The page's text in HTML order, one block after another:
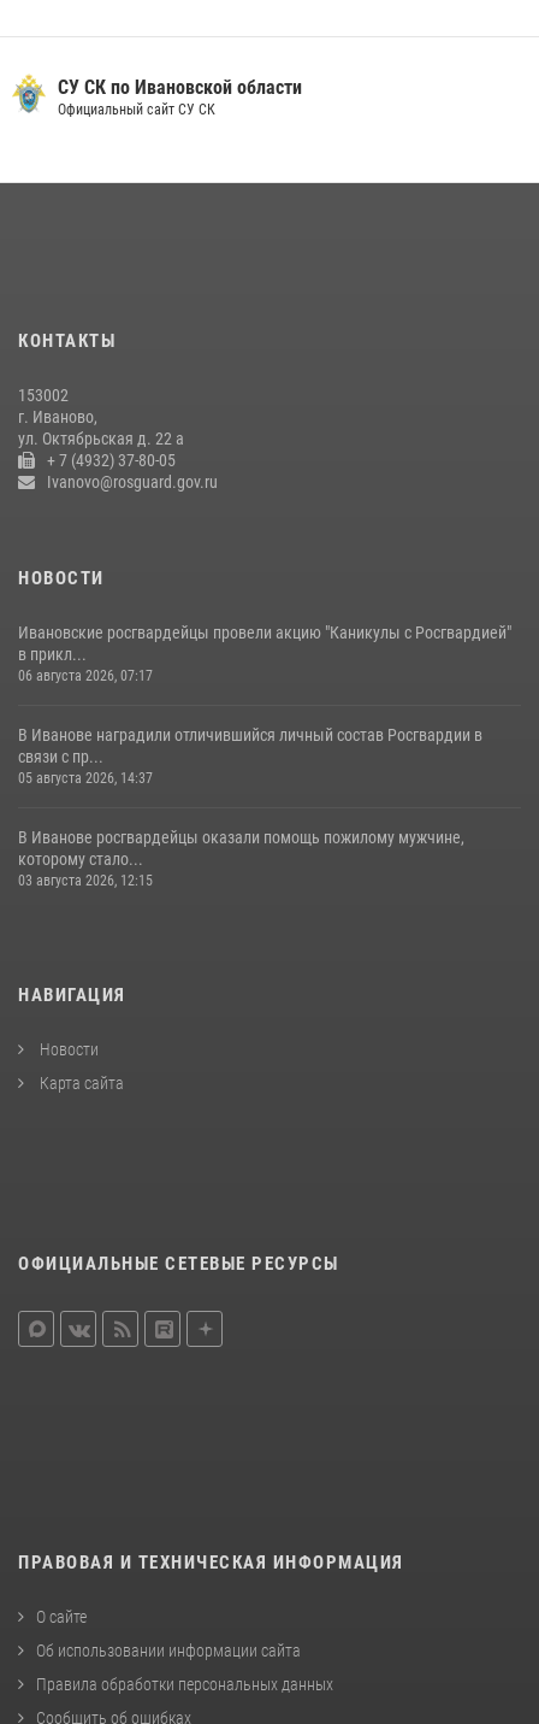
более 250 единиц оружия
08 июля 2026, 09:39
схожий с гранатой
15 июля 2026, 13:03
СУ СК по Ивановской области
Официальный сайт СУ СК
КОНТАКТЫ
153002
г. Иваново,
ул. Октябрьская д. 22 а
+ 7 (4932) 37-80-05
Ivanovo@rosguard.gov.ru
НОВОСТИ
Ивановские росгвардейцы провели акцию "Каникулы с Росгвардией"
в прикл...
06 августа 2026, 07:17
В Иванове наградили отличившийся личный состав Росгвардии в
связи с пр...
05 августа 2026, 14:37
В Иванове росгвардейцы оказали помощь пожилому мужчине,
которому стало...
03 августа 2026, 12:15
НАВИГАЦИЯ
Новости
Карта сайта
ОФИЦИАЛЬНЫЕ СЕТЕВЫЕ РЕСУРСЫ
ПРАВОВАЯ И ТЕХНИЧЕСКАЯ ИНФОРМАЦИЯ
О сайте
Об использовании информации сайта
Правила обработки персональных данных
Сообщить об ошибках